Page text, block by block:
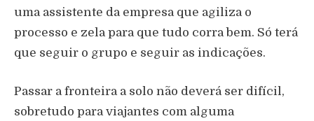
uma assistente da empresa que agiliza o
processo e zela para que tudo corra bem. Só terá
que seguir o grupo e seguir as indicações.
Passar a fronteira a solo não deverá ser difícil,
sobretudo para viajantes com alguma